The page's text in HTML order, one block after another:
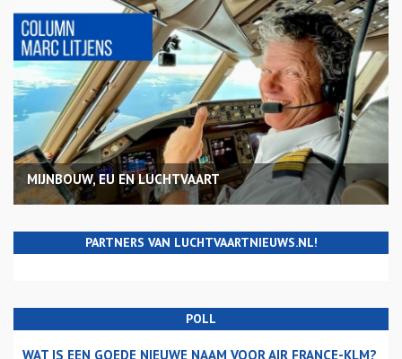
MIJNBOUW, EU EN LUCHTVAART
PARTNERS VAN LUCHTVAARTNIEUWS.NL!
POLL
WAT IS EEN GOEDE NIEUWE NAAM VOOR AIR FRANCE-KLM?